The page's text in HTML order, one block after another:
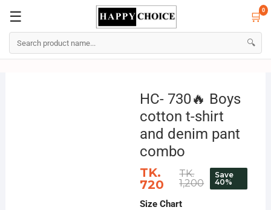
☰ 🛒0
🔍
☰ 🛒0
HC- 730🔥 Boys
cotton t-shirt
and denim pant
combo
TK.
720
TK.
1,200
Save
40%
Size Chart